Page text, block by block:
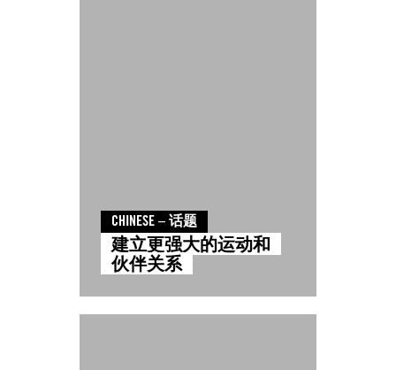
CHINESE – 话题
建立更强大的运动和
伙伴关系